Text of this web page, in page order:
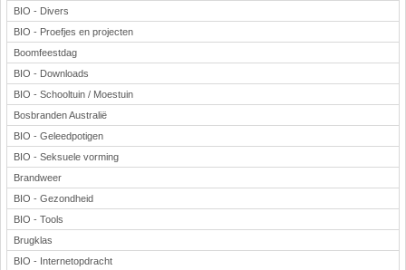
BIO - Divers
BIO - Proefjes en projecten
Boomfeestdag
BIO - Downloads
BIO - Schooltuin / Moestuin
Bosbranden Australië
BIO - Geleedpotigen
BIO - Seksuele vorming
Brandweer
BIO - Gezondheid
BIO - Tools
Brugklas
BIO - Internetopdracht